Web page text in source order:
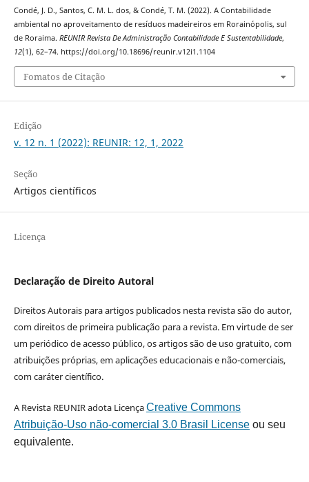
Condé, J. D., Santos, C. M. L. dos, & Condé, T. M. (2022). A Contabilidade
ambiental no aproveitamento de resíduos madeireiros em Rorainópolis, sul
de Roraima. REUNIR Revista De Administração Contabilidade E Sustentabilidade,
12(1), 62–74. https://doi.org/10.18696/reunir.v12i1.1104
Fomatos de Citação
Edição
v. 12 n. 1 (2022): REUNIR: 12, 1, 2022
Seção
Artigos científicos
Licença
Declaração de Direito Autoral
Direitos Autorais para artigos publicados nesta revista são do autor,
com direitos de primeira publicação para a revista. Em virtude de ser
um periódico de acesso público, os artigos são de uso gratuito, com
atribuições próprias, em aplicações educacionais e não-comerciais,
com caráter científico.
A Revista REUNIR adota LicençaCreative Commons
Atribuição-Uso não-comercial 3.0 Brasil Licenseou seu
equivalente.